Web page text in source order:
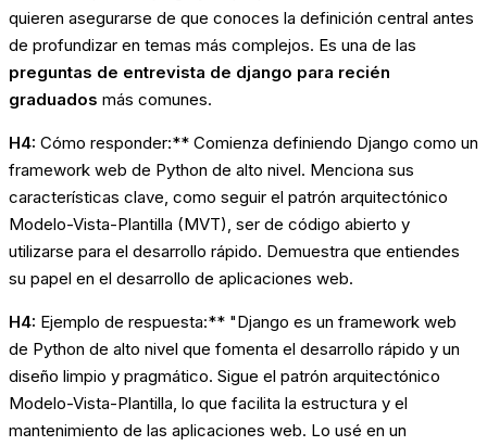
quieren asegurarse de que conoces la definición central antes
de profundizar en temas más complejos. Es una de las
preguntas de entrevista de django para recién
graduados más comunes.
H4: Cómo responder:** Comienza definiendo Django como un
framework web de Python de alto nivel. Menciona sus
características clave, como seguir el patrón arquitectónico
Modelo-Vista-Plantilla (MVT), ser de código abierto y
utilizarse para el desarrollo rápido. Demuestra que entiendes
su papel en el desarrollo de aplicaciones web.
H4: Ejemplo de respuesta:** "Django es un framework web
de Python de alto nivel que fomenta el desarrollo rápido y un
diseño limpio y pragmático. Sigue el patrón arquitectónico
Modelo-Vista-Plantilla, lo que facilita la estructura y el
mantenimiento de las aplicaciones web. Lo usé en un